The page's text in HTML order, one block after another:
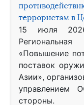
террористам в
15 июля
«Повышение
поставок
Азии»,
управлением
стороны.